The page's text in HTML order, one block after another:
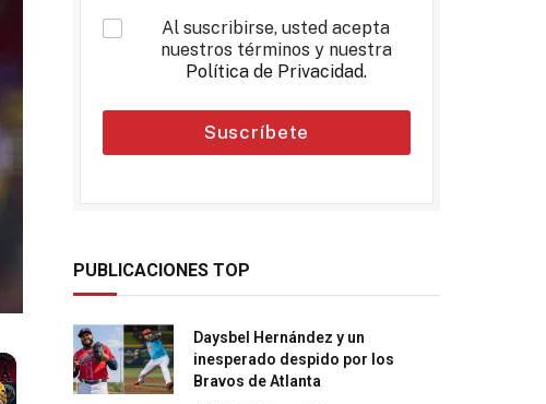
×
*
Al suscribirse, usted acepta
nuestros términos y nuestra
Política de Privacidad.
Suscríbete
PUBLICACIONES TOP
Daysbel Hernández y un
inesperado despido por los
Bravos de Atlanta